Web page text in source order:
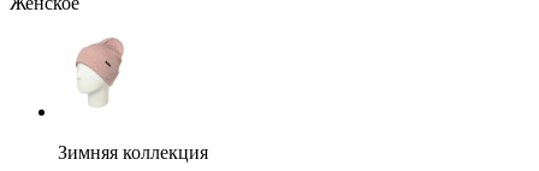
Зимняя коллекция